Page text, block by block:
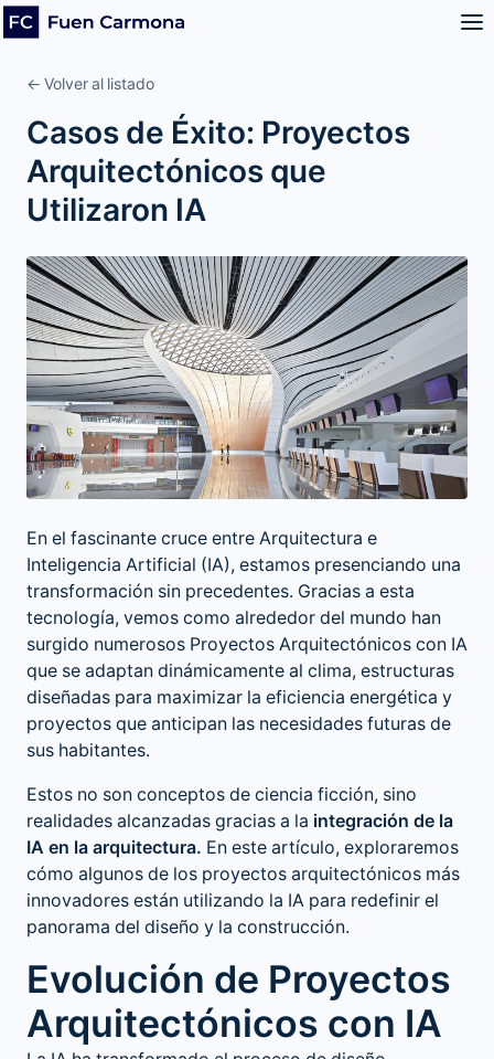
← Volver al listado
Casos de Éxito: Proyectos
Arquitectónicos que
Utilizaron IA
En el fascinante cruce entre Arquitectura e
Inteligencia Artificial (IA), estamos presenciando una
transformación sin precedentes. Gracias a esta
tecnología, vemos como alrededor del mundo han
surgido numerosos Proyectos Arquitectónicos con IA
que se adaptan dinámicamente al clima, estructuras
diseñadas para maximizar la eficiencia energética y
proyectos que anticipan las necesidades futuras de
sus habitantes.
Estos no son conceptos de ciencia ficción, sino
realidades alcanzadas gracias a la integración de la
IA en la arquitectura. En este artículo, exploraremos
cómo algunos de los proyectos arquitectónicos más
innovadores están utilizando la IA para redefinir el
panorama del diseño y la construcción.
Evolución de Proyectos
Arquitectónicos con IA